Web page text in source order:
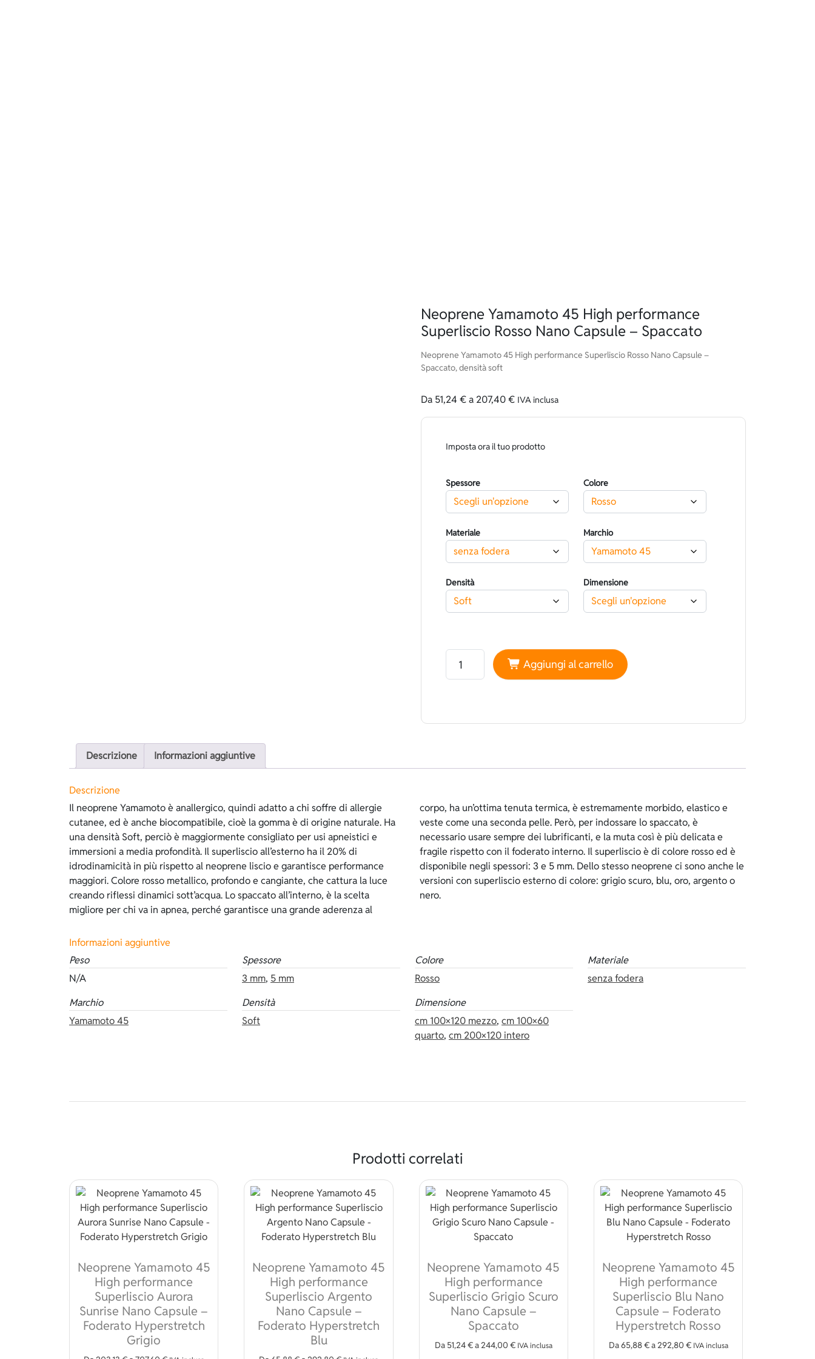
Neoprene Yamamoto 45 High performance
Superliscio Rosso Nano Capsule – Spaccato
Neoprene Yamamoto 45 High performance Superliscio Rosso Nano Capsule –
Spaccato, densità soft
Da 51,24€a 207,40€ IVA inclusa
Imposta ora il tuo prodotto
Spessore Colore
Materiale Marchio
Densità Dimensione
Neoprene Yamamoto 45 High performance Superliscio Rosso Nano Capsule -
Aggiungi al carrello
Descrizione Informazioni aggiuntive
Descrizione
Il neoprene Yamamoto è anallergico, quindi adatto a chi soffre di allergie
cutanee, ed è anche biocompatibile, cioè la gomma è di origine naturale. Ha
una densità Soft, perciò è maggiormente consigliato per usi apneistici e
immersioni a media profondità. Il superliscio all’esterno ha il 20% di
idrodinamicità in più rispetto al neoprene liscio e garantisce performance
maggiori. Colore rosso metallico, profondo e cangiante, che cattura la luce
creando riflessi dinamici sott’acqua. Lo spaccato all’interno, è la scelta
migliore per chi va in apnea, perché garantisce una grande aderenza al
corpo, ha un’ottima tenuta termica, è estremamente morbido, elastico e
veste come una seconda pelle. Però, per indossare lo spaccato, è
necessario usare sempre dei lubrificanti, e la muta così è più delicata e
fragile rispetto con il foderato interno. Il superliscio è di colore rosso ed è
disponibile negli spessori: 3 e 5 mm. Dello stesso neoprene ci sono anche le
versioni con superliscio esterno di colore: grigio scuro, blu, oro, argento o
nero.
Informazioni aggiuntive
Peso
N/A
Spessore
3 mm, 5 mm
Colore
Rosso
Materiale
senza fodera
Marchio
Yamamoto 45
Densità
Soft
Dimensione
cm 100×120 mezzo, cm 100×60
quarto, cm 200×120 intero
Prodotti correlati
Neoprene Yamamoto 45
High performance
Superliscio Aurora
Sunrise Nano Capsule –
Foderato Hyperstretch
Grigio
Neoprene Yamamoto 45
High performance
Superliscio Argento
Nano Capsule –
Foderato Hyperstretch
Blu
Neoprene Yamamoto 45
High performance
Superliscio Grigio Scuro
Nano Capsule –
Spaccato
Da 51,24€a244,00 € IVA inclusa
Neoprene Yamamoto 45
High performance
Superliscio Blu Nano
Capsule – Foderato
Hyperstretch Rosso
Da65,88€a292,80 € IVA inclusa